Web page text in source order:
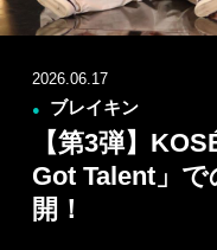
2026.06.17
● ブレイキン
【第3弾】
Got Talent」
開！